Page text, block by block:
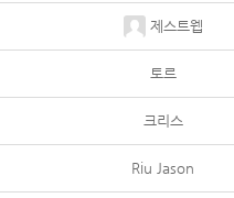
제스트웹
토르
크리스
Riu Jason